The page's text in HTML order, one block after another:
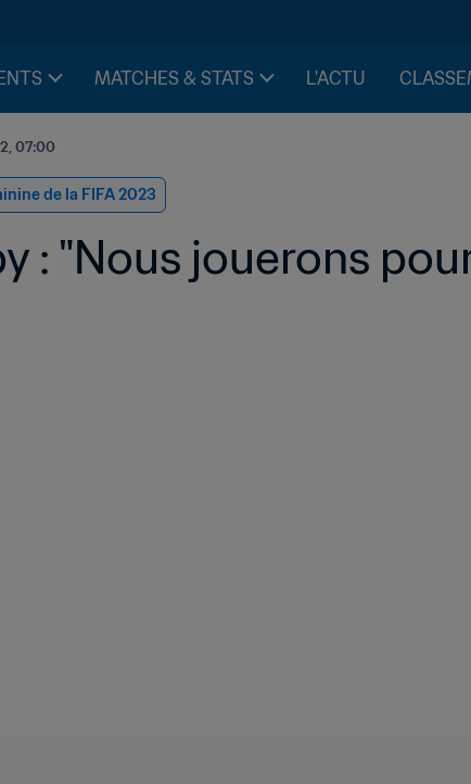
MATCHES & STATS L'ACTU
07:00
de la FIFA 2023
: "Nous jouerons